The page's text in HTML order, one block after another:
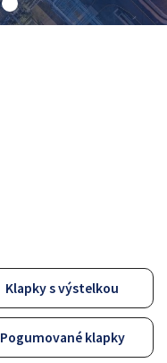
Klapky s výstelkou
Pogumované klapky